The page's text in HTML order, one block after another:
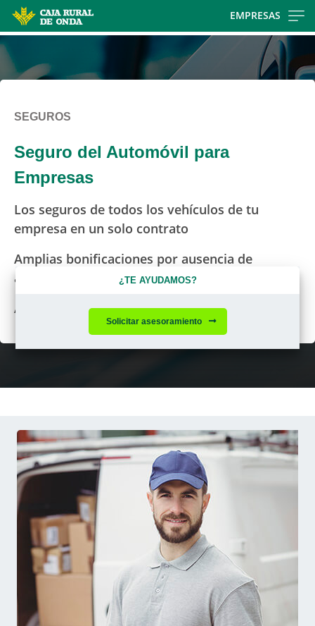
contentt
EMPRESAS
SEGUROS
Seguro del Automóvil para
Empresas
Los seguros de todos los vehículos de tu
empresa en un solo contrato
Amplias bonificaciones por ausencia de
accidentes
Asistencia en viaje desde el primer kilómetro
¿TE AYUDAMOS?
Solicitar asesoramiento